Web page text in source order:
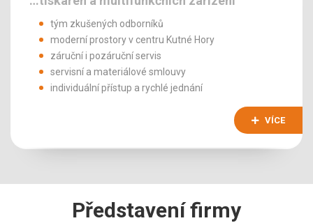
tým zkušených odborníků
moderní prostory v centru Kutné Hory
záruční i pozáruční servis
servisní a materiálové smlouvy
individuální přístup a rychlé jednání
VÍCE
Představení firmy